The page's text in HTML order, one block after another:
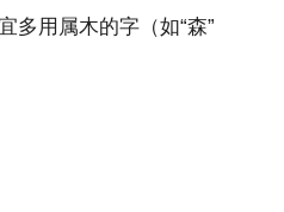
多用属木的字（如“森”